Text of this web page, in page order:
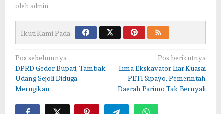
oleh admin
Ikuti Kami Pada
Navigasi
pos
Pos sebelumnya
DPRD Gedor Bupati, Tambak
Udang Sejoli Diduga
Merugikan
Pos berikutnya
Lima Ekskavator Liar Kuasai
PETI Sipayo, Pemerintah
Daerah Parimo Tak Bernyali